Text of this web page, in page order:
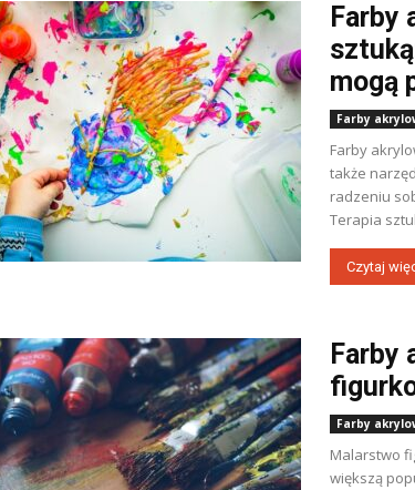
Farby
mogą
Farby
Farby
także
radzeniu
Terapia
Czytaj
Farby
Farby
Malarstwo
większą